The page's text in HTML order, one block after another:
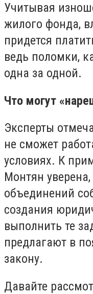
Учитывая
жилого фонда,
придется
ведь поломки,
одна за одной.
Что могут
Эксперты
не сможет
условиях. К
Монтян
объединений
создания
выполнить те
предлагают в
закону.
Давайте